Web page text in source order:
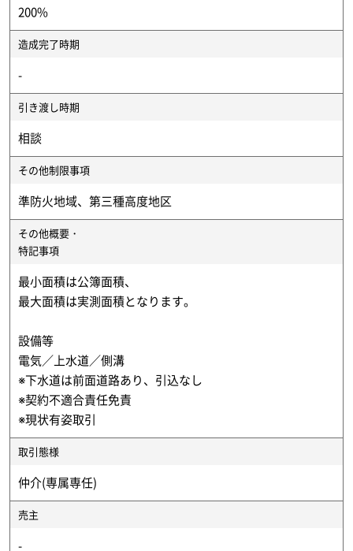
200%
造成完了時期
-
引き渡し時期
相談
その他制限事項
準防火地域、第三種高度地区
その他概要・
特記事項
最小面積は公簿面積、
最大面積は実測面積となります。
設備等
電気／上水道／側溝
※下水道は前面道路あり、引込なし
※契約不適合責任免責
※現状有姿取引
取引態様
仲介(専属専任)
売主
-